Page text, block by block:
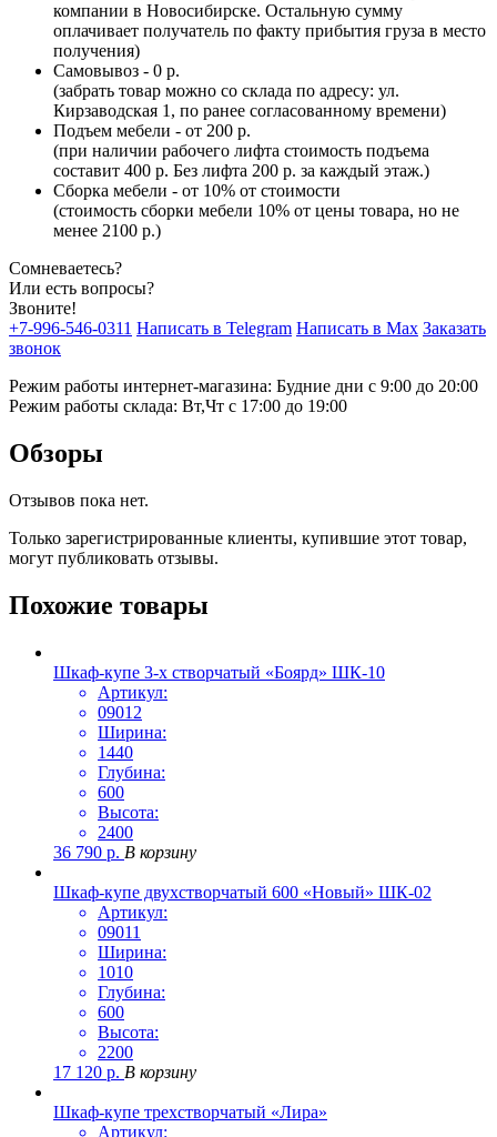
компании в Новосибирске. Остальную сумму
оплачивает получатель по факту прибытия груза в место
получения)
Самовывоз - 0 р.
(забрать товар можно со склада по адресу: ул.
Кирзаводская 1, по ранее согласованному времени)
Подъем мебели - от 200 р.
(при наличии рабочего лифта стоимость подъема
составит 400 р. Без лифта 200 р. за каждый этаж.)
Сборка мебели - от 10% от стоимости
(стоимость сборки мебели 10% от цены товара, но не
менее 2100 р.)
Сомневаетесь?
Или есть вопросы?
Звоните!
+7-996-546-0311 Написать в Telegram Написать в Max Заказать
звонок
Режим работы интернет-магазина: Будние дни с 9:00 до 20:00
Режим работы склада: Вт,Чт с 17:00 до 19:00
Обзоры
Отзывов пока нет.
Только зарегистрированные клиенты, купившие этот товар,
могут публиковать отзывы.
Похожие товары
Шкаф-купе 3-х створчатый «Боярд» ШК-10
Артикул:
09012
Ширина:
1440
Глубина:
600
Высота:
2400
36 790 р. В корзину
Шкаф-купе двухстворчатый 600 «Новый» ШК-02
Артикул:
09011
Ширина:
1010
Глубина:
600
Высота:
2200
17 120 р. В корзину
Шкаф-купе трехстворчатый «Лира»
Артикул: